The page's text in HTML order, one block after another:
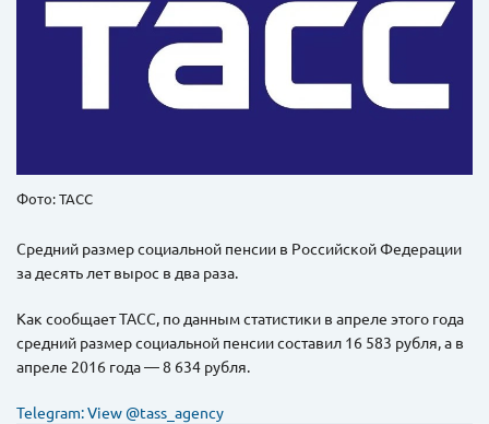
Фото: ТАСС
Средний размер социальной пенсии в Российской Федерации
за десять лет вырос в два раза.
Как сообщает ТАСС, по данным статистики в апреле этого года
средний размер социальной пенсии составил 16 583 рубля, а в
апреле 2016 года — 8 634 рубля.
Telegram: View @tass_agency